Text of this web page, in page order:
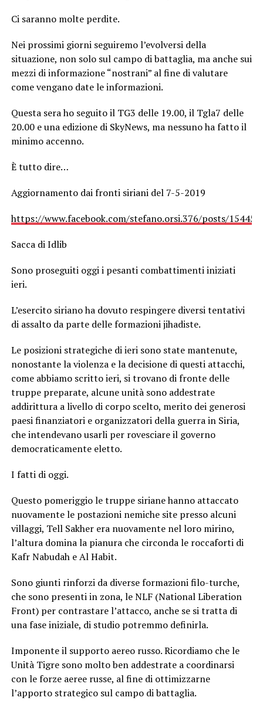
Ci saranno molte perdite.
Nei prossimi giorni seguiremo l’evolversi della
situazione, non solo sul campo di battaglia, ma anche sui
mezzi di informazione “nostrani” al fine di valutare
come vengano date le informazioni.
Questa sera ho seguito il TG3 delle 19.00, il Tgla7 delle
20.00 e una edizione di SkyNews, ma nessuno ha fatto il
minimo accenno.
È tutto dire…
Aggiornamento dai fronti siriani del 7-5-2019
https://www.facebook.com/stefano.orsi.376/posts/
Sacca di Idlib
Sono proseguiti oggi i pesanti combattimenti iniziati
ieri.
L’esercito siriano ha dovuto respingere diversi tentativi
di assalto da parte delle formazioni jihadiste.
Le posizioni strategiche di ieri sono state mantenute,
nonostante la violenza e la decisione di questi attacchi,
come abbiamo scritto ieri, si trovano di fronte delle
truppe preparate, alcune unità sono addestrate
addirittura a livello di corpo scelto, merito dei generosi
paesi finanziatori e organizzatori della guerra in Siria,
che intendevano usarli per rovesciare il governo
democraticamente eletto.
I fatti di oggi.
Questo pomeriggio le truppe siriane hanno attaccato
nuovamente le postazioni nemiche site presso alcuni
villaggi, Tell Sakher era nuovamente nel loro mirino,
l’altura domina la pianura che circonda le roccaforti di
Kafr Nabudah e Al Habit.
Sono giunti rinforzi da diverse formazioni filo-turche,
che sono presenti in zona, le NLF (National Liberation
Front) per contrastare l’attacco, anche se si tratta di
una fase iniziale, di studio potremmo definirla.
Imponente il supporto aereo russo. Ricordiamo che le
Unità Tigre sono molto ben addestrate a coordinarsi
con le forze aeree russe, al fine di ottimizzarne
l’apporto strategico sul campo di battaglia.